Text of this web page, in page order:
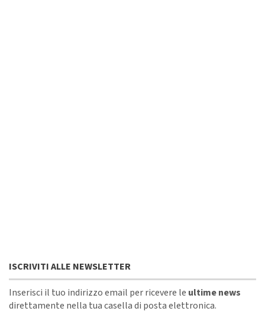
ISCRIVITI ALLE NEWSLETTER
Inserisci il tuo indirizzo email per ricevere le ultime news
direttamente nella tua casella di posta elettronica.